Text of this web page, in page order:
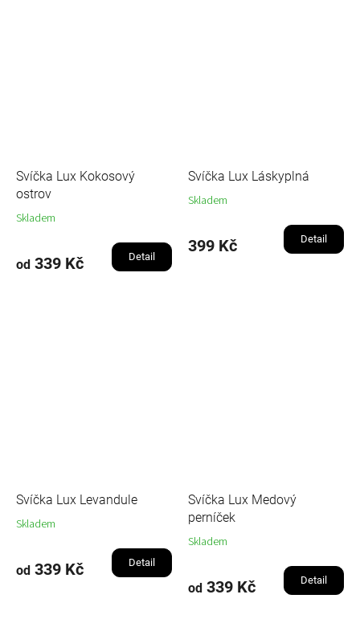
Svíčka Lux Kokosový
ostrov
Skladem
od 339 Kč Detail
Svíčka Lux Láskyplná
Skladem
399 Kč Detail
Svíčka Lux Levandule
Skladem
od 339 Kč Detail
Svíčka Lux Medový
perníček
Skladem
od 339 Kč Detail